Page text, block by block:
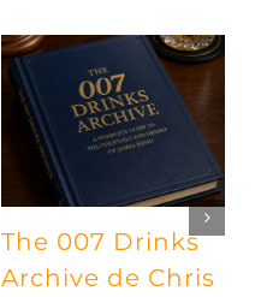
The 007 Drinks
Archive de Chris